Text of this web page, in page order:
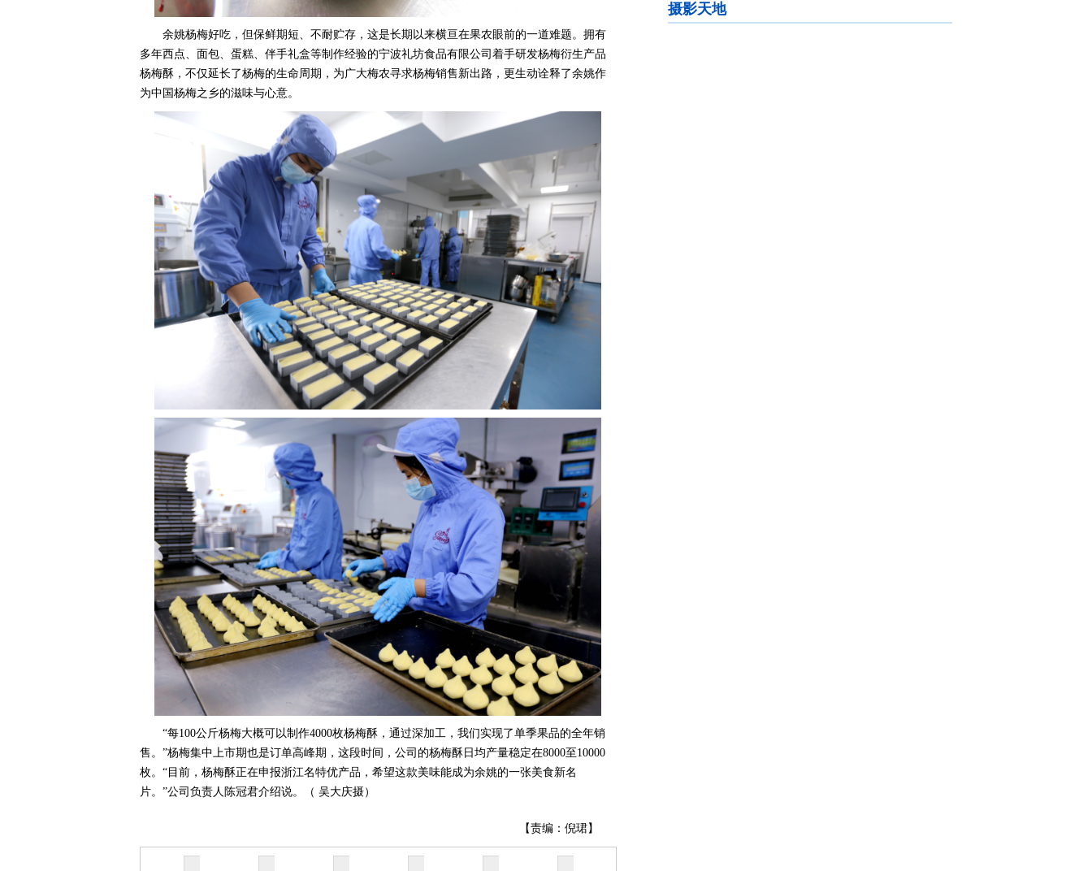
余姚杨梅好吃，但保鲜期短、不耐贮存，这是长期以来横亘在果农眼前的一道难题。拥有
多年西点、面包、蛋糕、伴手礼盒等制作经验的宁波礼坊食品有限公司着手研发杨梅衍生产品
杨梅酥，不仅延长了杨梅的生命周期，为广大梅农寻求杨梅销售新出路，更生动诠释了余姚作
为中国杨梅之乡的滋味与心意。
“每100公斤杨梅大概可以制作4000枚杨梅酥，通过深加工，我们实现了单季果品的全年销
售。”杨梅集中上市期也是订单高峰期，这段时间，公司的杨梅酥日均产量稳定在8000至10000
枚。“目前，杨梅酥正在申报浙江名特优产品，希望这款美味能成为余姚的一张美食新名
片。”公司负责人陈冠君介绍说。（ 吴大庆摄）
【责编：倪珺】
摄影天地